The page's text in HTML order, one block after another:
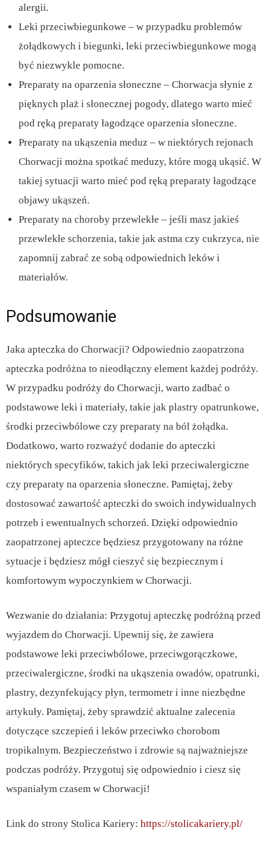
alergii.
Leki przeciwbiegunkowe – w przypadku problemów
żołądkowych i biegunki, leki przeciwbiegunkowe mogą
być niezwykle pomocne.
Preparaty na oparzenia słoneczne – Chorwacja słynie z
pięknych plaż i słonecznej pogody, dlatego warto mieć
pod ręką preparaty łagodzące oparzenia słoneczne.
Preparaty na ukąszenia meduz – w niektórych rejonach
Chorwacji można spotkać meduzy, które mogą ukąsić. W
takiej sytuacji warto mieć pod ręką preparaty łagodzące
objawy ukąszeń.
Preparaty na choroby przewlekłe – jeśli masz jakieś
przewlekłe schorzenia, takie jak astma czy cukrzyca, nie
zapomnij zabrać ze sobą odpowiednich leków i
materiałów.
Podsumowanie
Jaka apteczka do Chorwacji? Odpowiednio zaopatrzona
apteczka podróżna to nieodłączny element każdej podróży.
W przypadku podróży do Chorwacji, warto zadbać o
podstawowe leki i materiały, takie jak plastry opatrunkowe,
środki przeciwbólowe czy preparaty na ból żołądka.
Dodatkowo, warto rozważyć dodanie do apteczki
niektórych specyfików, takich jak leki przeciwalergiczne
czy preparaty na oparzenia słoneczne. Pamiętaj, żeby
dostosować zawartość apteczki do swoich indywidualnych
potrzeb i ewentualnych schorzeń. Dzięki odpowiednio
zaopatrzonej apteczce będziesz przygotowany na różne
sytuacje i będziesz mógł cieszyć się bezpiecznym i
komfortowym wypoczynkiem w Chorwacji.
Wezwanie do działania: Przygotuj apteczkę podróżną przed
wyjazdem do Chorwacji. Upewnij się, że zawiera
podstawowe leki przeciwbólowe, przeciwgorączkowe,
przeciwalergiczne, środki na ukąszenia owadów, opatrunki,
plastry, dezynfekujący płyn, termometr i inne niezbędne
artykuły. Pamiętaj, żeby sprawdzić aktualne zalecenia
dotyczące szczepień i leków przeciwko chorobom
tropikalnym. Bezpieczeństwo i zdrowie są najważniejsze
podczas podróży. Przygotuj się odpowiednio i ciesz się
wspaniałym czasem w Chorwacji!
Link do strony Stolica Kariery: https://stolicakariery.pl/